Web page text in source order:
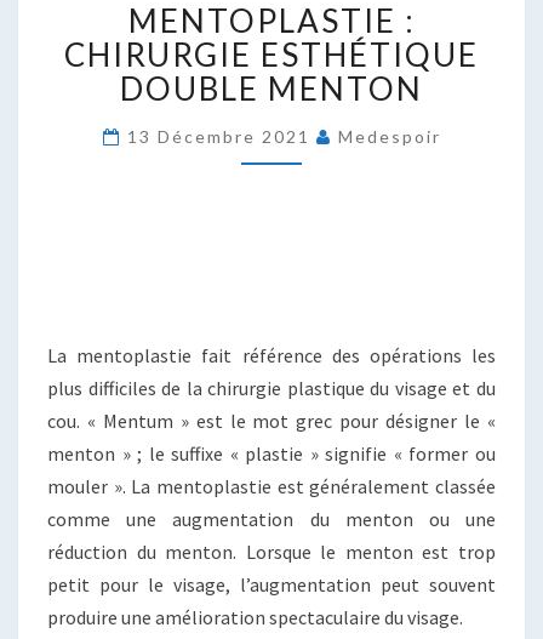
:
CHIRURGIE
ESTHÉTIQUE
DOUBLE
MENTON
MENTOPLASTIE :
CHIRURGIE ESTHÉTIQUE
DOUBLE MENTON
13 Décembre 2021 Medespoir
La mentoplastie fait référence des opérations les
plus difficiles de la chirurgie plastique du visage et du
cou. « Mentum » est le mot grec pour désigner le «
menton » ; le suffixe « plastie » signifie « former ou
mouler ». La mentoplastie est généralement classée
comme une augmentation du menton ou une
réduction du menton. Lorsque le menton est trop
petit pour le visage, l’augmentation peut souvent
produire une amélioration spectaculaire du visage.